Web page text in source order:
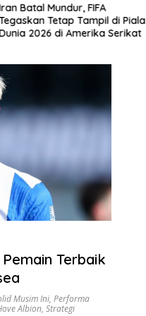
Batal Mundur, FIFA
Tetap Tampil di Piala
2026 di Amerika Serikat
Terbaik
Musim Ini, Performa
Albion, Strategi